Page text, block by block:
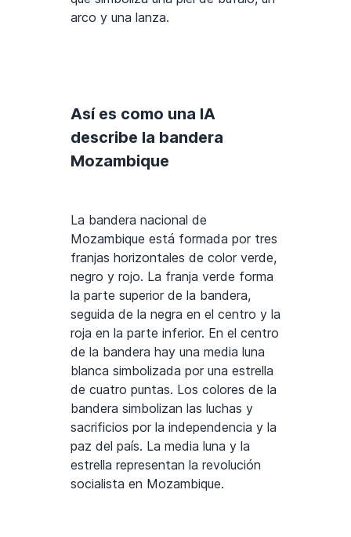
arco y una lanza.
Así es como una IA
describe la bandera
Mozambique
La bandera nacional de
Mozambique está formada por tres
franjas horizontales de color verde,
negro y rojo. La franja verde forma
la parte superior de la bandera,
seguida de la negra en el centro y la
roja en la parte inferior. En el centro
de la bandera hay una media luna
blanca simbolizada por una estrella
de cuatro puntas. Los colores de la
bandera simbolizan las luchas y
sacrificios por la independencia y la
paz del país. La media luna y la
estrella representan la revolución
socialista en Mozambique.